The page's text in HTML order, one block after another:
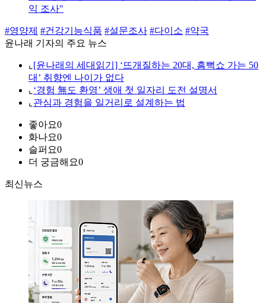
익 조사"
#영양제 #건강기능식품 #설문조사 #다이소 #약국
윤나래 기자의 주요 뉴스
⌞ [윤나래의 세대읽기] ‘뜨개질하는 20대, 흠뻑쇼 가는 50
대’ 취향엔 나이가 없다
⌞ ‘경험 無도 환영’ 생애 첫 일자리 도전 설명서
⌞ 관심과 경험을 일거리로 설계하는 법
좋아요0
화나요0
슬퍼요0
더 궁금해요0
최신뉴스